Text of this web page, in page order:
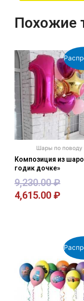
Похожие
Шары по поводу
Композиция из
годик дочке»
9,230.00₽
4,615.00 ₽